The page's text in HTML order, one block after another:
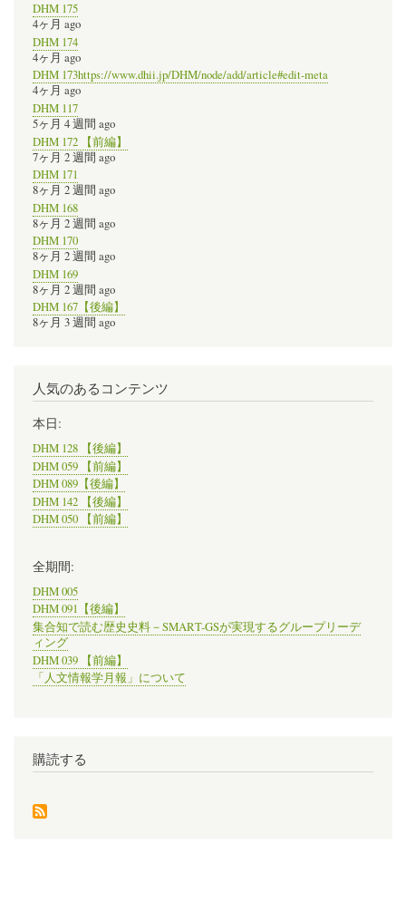
DHM 175
4ヶ月 ago
DHM 174
4ヶ月 ago
DHM 173https://www.dhii.jp/DHM/node/add/article#edit-meta
4ヶ月 ago
DHM 117
5ヶ月 4 週間 ago
DHM 172 【前編】
7ヶ月 2 週間 ago
DHM 171
8ヶ月 2 週間 ago
DHM 168
8ヶ月 2 週間 ago
DHM 170
8ヶ月 2 週間 ago
DHM 169
8ヶ月 2 週間 ago
DHM 167【後編】
8ヶ月 3 週間 ago
人気のあるコンテンツ
本日:
DHM 128 【後編】
DHM 059 【前編】
DHM 089【後編】
DHM 142 【後編】
DHM 050 【前編】
全期間:
DHM 005
DHM 091【後編】
集合知で読む歴史史料－SMART-GSが実現するグループリーデ
ィング
DHM 039 【前編】
「人文情報学月報」について
購読する